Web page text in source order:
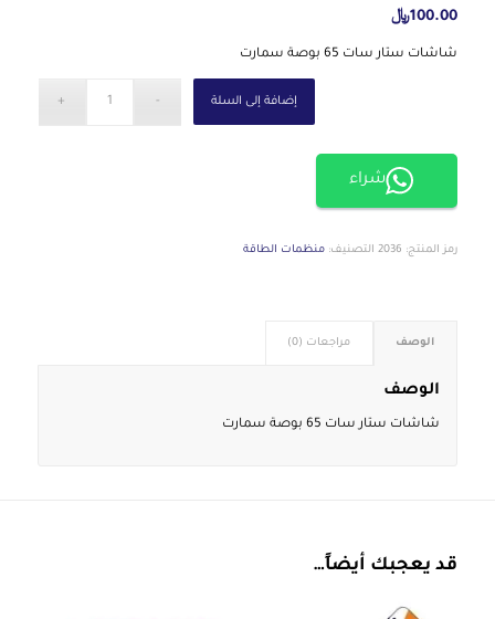
100.00﷼
شاشات ستار سات 65 بوصة سمارت
إضافة إلى السلة
شراء
رمز المنتج: 2036 التصنيف: منظمات الطاقة
الوصف مراجعات (0)
الوصف
شاشات ستار سات 65 بوصة سمارت
قد يعجبك أيضاً…